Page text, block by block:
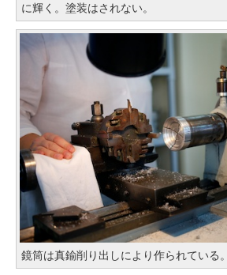
に輝く。塗装はされない。
鏡筒は真鍮削り出しにより作られている。